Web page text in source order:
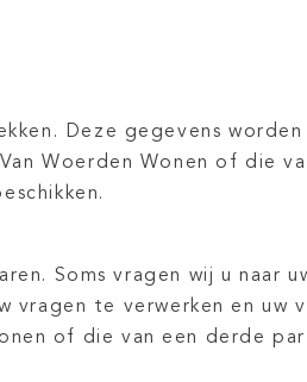
Deze gegevens
Woerden Wonen of die
Soms vragen wij u naar
te verwerken en uw
of die van een derde